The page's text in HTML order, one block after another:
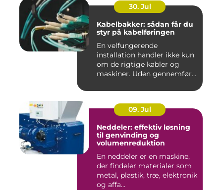
30. Jul
Kabelbakker: sådan får du
styr på kabelføringen
En velfungerende
installation handler ikke kun
om de rigtige kabler og
maskiner. Uden gennemført
09. Jul
Neddeler: effektiv løsning
til genvinding og
volumenreduktion
En neddeler er en maskine,
der findeler materialer som
metal, plastik, træ, elektronik
og affa...